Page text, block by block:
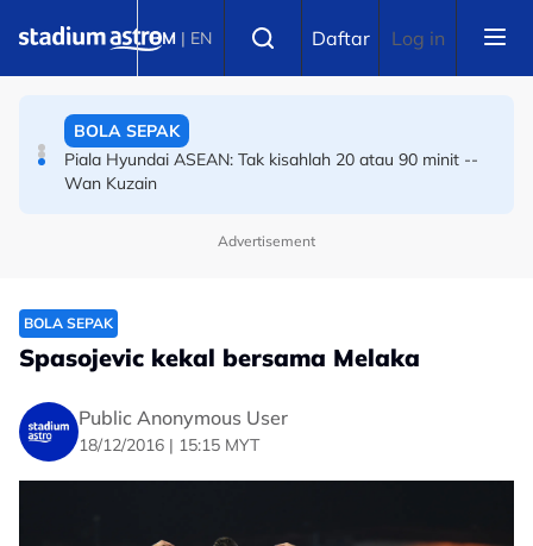
BM | EN Daftar Log in
Piala Hyundai ASEAN: Kami cuba untuk menang mas
BOLA SEPAK
Piala Hyundai ASEAN: Tak kisahlah 20 atau 90 minit --
Wan Kuzain
Advertisement
BOLA SEPAK
Spasojevic kekal bersama Melaka
Public Anonymous User
18/12/2016 | 15:15 MYT